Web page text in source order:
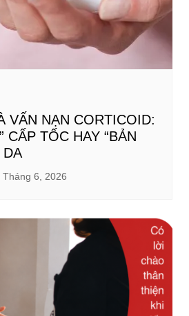
VẤN NẠN CORTICOID:
CẤP TỐC HAY “BẢN
DA
Tháng 6, 2026